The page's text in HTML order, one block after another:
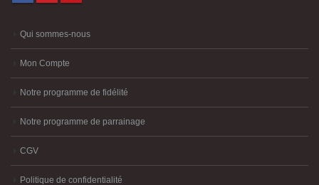
Qui sommes-nous
Mon Compte
Notre programme de fidélité
Notre programme de parrainage
CGV
Politique de confidentialité